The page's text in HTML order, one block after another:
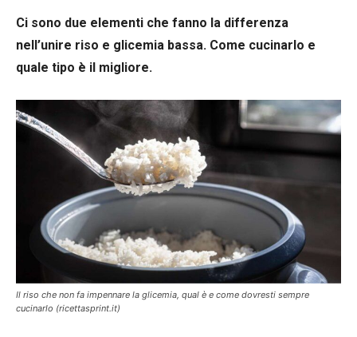
Ci sono due elementi che fanno la differenza
nell’unire riso e glicemia bassa. Come cucinarlo e
quale tipo è il migliore.
Il riso che non fa impennare la glicemia, qual è e come dovresti sempre
cucinarlo (ricettasprint.it)